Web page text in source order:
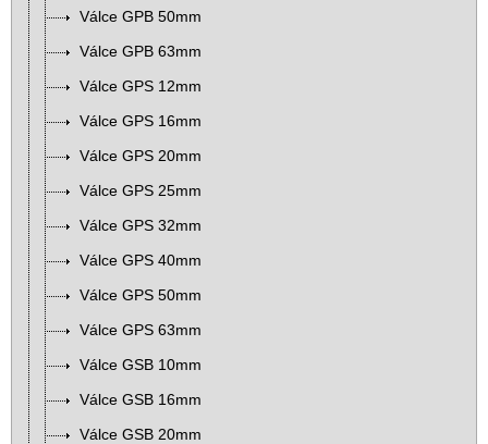
Válce GPB 50mm
Válce GPB 63mm
Válce GPS 12mm
Válce GPS 16mm
Válce GPS 20mm
Válce GPS 25mm
Válce GPS 32mm
Válce GPS 40mm
Válce GPS 50mm
Válce GPS 63mm
Válce GSB 10mm
Válce GSB 16mm
Válce GSB 20mm